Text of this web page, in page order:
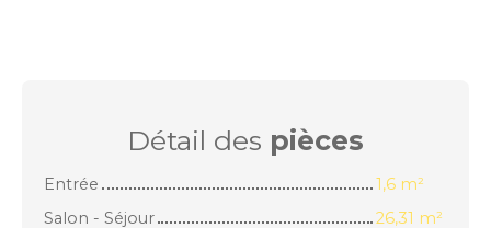
Détail des pièces
Entrée
1,6 m²
Salon - Séjour
26,31 m²